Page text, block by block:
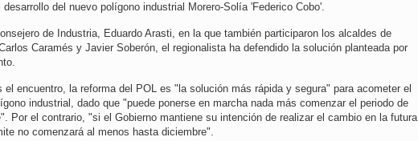
del nuevo polígono industrial Morero-Solía 'Federico Cobo'.
de Industria, Eduardo Arasti, en la que también participaron los alcaldes de
Caramés y Javier Soberón, el regionalista ha defendido la solución planteada por
el encuentro, la reforma del POL es "la solución más rápida y segura" para acometer el
industrial, dado que "puede ponerse en marcha nada más comenzar el periodo de
Por el contrario, "si el Gobierno mantiene su intención de realizar el cambio en la futura
no comenzará al menos hasta diciembre".